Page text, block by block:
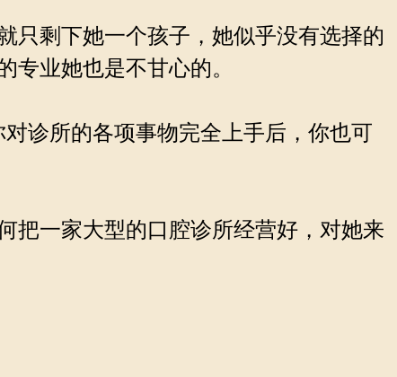
只剩下她一个孩子，她似乎没有选择的
业她也是不甘心的。
诊所的各项事物完全上手后，你也可
把一家大型的口腔诊所经营好，对她来